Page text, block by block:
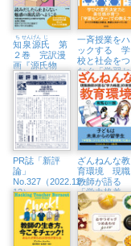
知
ち
泉
せん
源
げん
氏
じ
第
２巻 完訳漫
画『源氏物
語』
一斉授業をハ
ックする 学
校と社会をつ
なぐ「学習セ
ンター」を教
室につくる
PR誌「新評
論」
No.327（2022.11・
12）
ざんねんな教
育環境 現職
教師が語る
「学力格差」
の実態